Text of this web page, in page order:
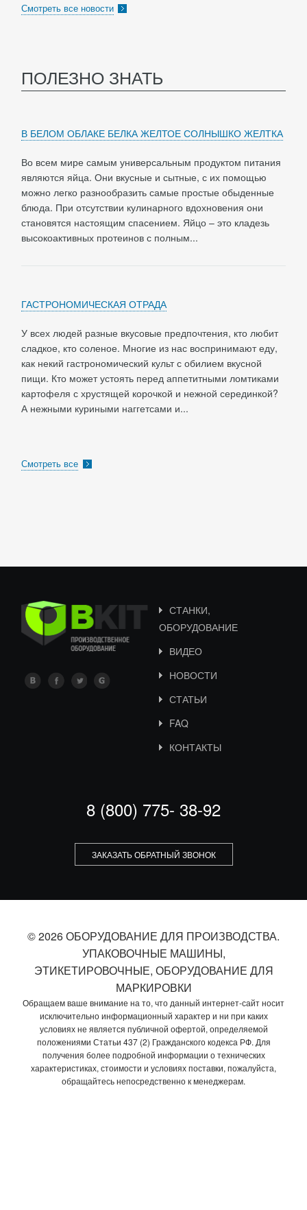
Смотреть все новости
ПОЛЕЗНО ЗНАТЬ
В БЕЛОМ ОБЛАКЕ БЕЛКА ЖЕЛТОЕ СОЛНЫШКО ЖЕЛТКА
Во всем мире самым универсальным продуктом питания
являются яйца. Они вкусные и сытные, с их помощью
можно легко разнообразить самые простые обыденные
блюда. При отсутствии кулинарного вдохновения они
становятся настоящим спасением. Яйцо – это кладезь
высокоактивных протеинов с полным...
ГАСТРОНОМИЧЕСКАЯ ОТРАДА
У всех людей разные вкусовые предпочтения, кто любит
сладкое, кто соленое. Многие из нас воспринимают еду,
как некий гастрономический культ с обилием вкусной
пищи. Кто может устоять перед аппетитными ломтиками
картофеля с хрустящей корочкой и нежной серединкой?
А нежными куриными наггетсами и...
Смотреть все
СТАНКИ,
ОБОРУДОВАНИЕ
ВИДЕО
НОВОСТИ
СТАТЬИ
FAQ
КОНТАКТЫ
8 (800) 775- 38-92
ЗАКАЗАТЬ ОБРАТНЫЙ ЗВОНОК
© 2026 ОБОРУДОВАНИЕ ДЛЯ ПРОИЗВОДСТВА.
УПАКОВОЧНЫЕ МАШИНЫ,
ЭТИКЕТИРОВОЧНЫЕ, ОБОРУДОВАНИЕ ДЛЯ
МАРКИРОВКИ
Обращаем ваше внимание на то, что данный интернет-сайт носит
исключительно информационный характер и ни при каких
условиях не является публичной офертой, определяемой
положениями Статьи 437 (2) Гражданского кодекса РФ. Для
получения более подробной информации о технических
характеристиках, стоимости и условиях поставки, пожалуйста,
обращайтесь непосредственно к менеджерам.